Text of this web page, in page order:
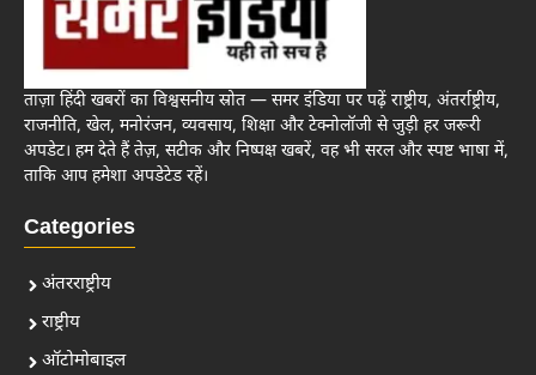
ताज़ा हिंदी खबरों का विश्वसनीय स्रोत — समर इंडिया पर पढ़ें राष्ट्रीय, अंतर्राष्ट्रीय,
राजनीति, खेल, मनोरंजन, व्यवसाय, शिक्षा और टेक्नोलॉजी से जुड़ी हर जरूरी
अपडेट। हम देते हैं तेज़, सटीक और निष्पक्ष खबरें, वह भी सरल और स्पष्ट भाषा में,
ताकि आप हमेशा अपडेटेड रहें।
Categories
अंतरराष्ट्रीय
राष्ट्रीय
ऑटोमोबाइल